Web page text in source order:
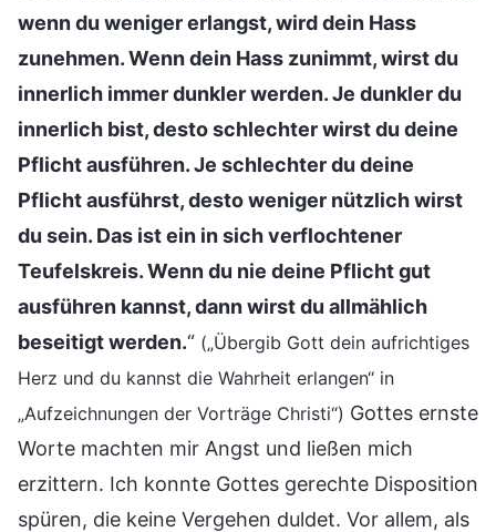
wenn du weniger erlangst, wird dein Hass
zunehmen. Wenn dein Hass zunimmt, wirst du
innerlich immer dunkler werden. Je dunkler du
innerlich bist, desto schlechter wirst du deine
Pflicht ausführen. Je schlechter du deine
Pflicht ausführst, desto weniger nützlich wirst
du sein. Das ist ein in sich verflochtener
Teufelskreis. Wenn du nie deine Pflicht gut
ausführen kannst, dann wirst du allmählich
beseitigt werden.“ („Übergib Gott dein aufrichtiges
Herz und du kannst die Wahrheit erlangen“ in
„Aufzeichnungen der Vorträge Christi“) Gottes ernste
Worte machten mir Angst und ließen mich
erzittern. Ich konnte Gottes gerechte Disposition
spüren, die keine Vergehen duldet. Vor allem, als